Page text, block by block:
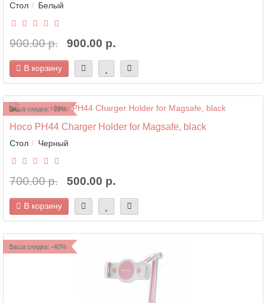
Стол Белый
900.00 р. 900.00 р.
В корзину
Ваша скидка: -29%
Hoco PH44 Charger Holder for Magsafe, black
Стол Черный
700.00 р. 500.00 р.
В корзину
Ваша скидка: -40%